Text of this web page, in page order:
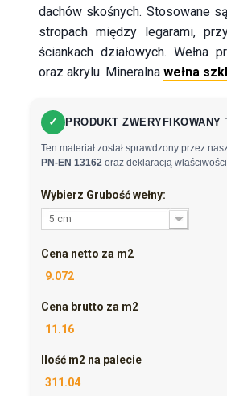
dachów skośnych. Stosowane
stropach między legarami,
ściankach działowych. Wełna
oraz akrylu. Mineralna wełna
✓ PRODUKT ZWERYFIKOWANY
Ten materiał został sprawdzony przez
PN-EN 13162 oraz deklaracją
Wybierz Grubość wełny:
5 cm
Cena netto za m2
9.072
Cena brutto za m2
11.16
Ilość m2 na palecie
311.04